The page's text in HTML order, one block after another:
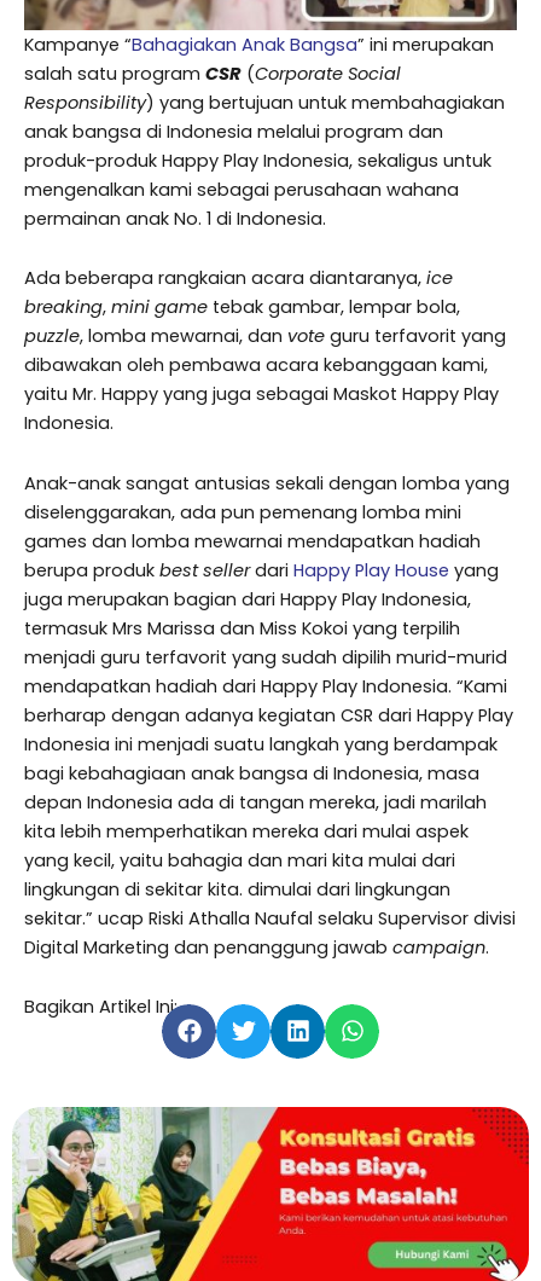
Kampanye “Bahagiakan Anak Bangsa” ini merupakan
salah satu program CSR (Corporate Social
Responsibility) yang bertujuan untuk membahagiakan
anak bangsa di Indonesia melalui program dan
produk-produk Happy Play Indonesia, sekaligus untuk
mengenalkan kami sebagai perusahaan wahana
permainan anak No. 1 di Indonesia.
Ada beberapa rangkaian acara diantaranya, ice
breaking, mini game tebak gambar, lempar bola,
puzzle, lomba mewarnai, dan vote guru terfavorit yang
dibawakan oleh pembawa acara kebanggaan kami,
yaitu Mr. Happy yang juga sebagai Maskot Happy Play
Indonesia.
Anak-anak sangat antusias sekali dengan lomba yang
diselenggarakan, ada pun pemenang lomba mini
games dan lomba mewarnai mendapatkan hadiah
berupa produk best sellerdari Happy Play House yang
juga merupakan bagian dari Happy Play Indonesia,
termasuk Mrs Marissa dan Miss Kokoi yang terpilih
menjadi guru terfavorit yang sudah dipilih murid-murid
mendapatkan hadiah dari Happy Play Indonesia. “Kami
berharap dengan adanya kegiatan CSR dari Happy Play
Indonesia ini menjadi suatu langkah yang berdampak
bagi kebahagiaan anak bangsa di Indonesia, masa
depan Indonesia ada di tangan mereka, jadi marilah
kita lebih memperhatikan mereka dari mulai aspek
yang kecil, yaitu bahagia dan mari kita mulai dari
lingkungan di sekitar kita. dimulai dari lingkungan
sekitar.” ucap Riski Athalla Naufal selaku Supervisor divisi
Digital Marketing dan penanggung jawab campaign.
Bagikan Artikel Ini: